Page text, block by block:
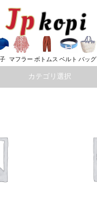
マフラー ボトムス ベルト バッグ
ーツ
カテゴリ選択